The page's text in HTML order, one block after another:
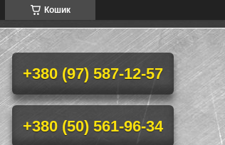
Кошик
+380 (97) 587-12-57
+380 (50) 561-96-34